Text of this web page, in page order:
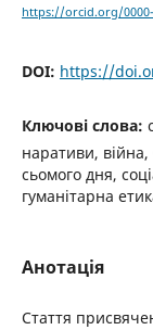
https://orcid.org/0000-
DOI: https://
Ключові слова:
наративи,
сьомого дня,
гуманітарна
Анотація
Стаття